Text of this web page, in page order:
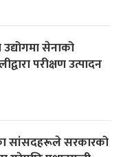
सेनाको
परीक्षण उत्पादन
सांसदहरूले सरकारको